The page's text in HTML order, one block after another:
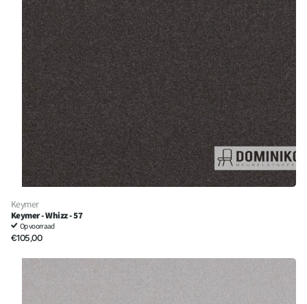
Keymer
Keymer - Whizz - 57
Op voorraad
€105,00